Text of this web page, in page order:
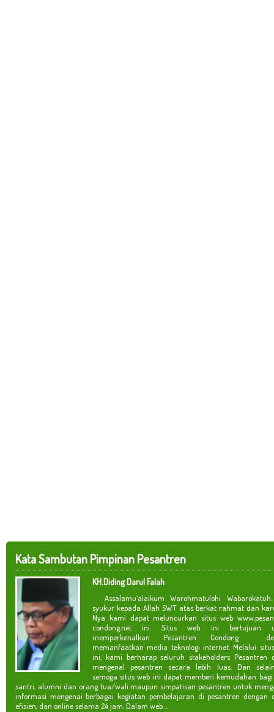
Kata Sambutan Pimpinan Pesantren
KH.Diding Darul Falah
Assalamu`alaikum Warohmatulohi
syukur kepada Allah SWT atas berkat rahmat dan
Nya kami dapat meluncurkan situs web
condong.net ini. Situs web ini bertujuan
memperkenalkan Pesantren Condong
memanfaatkan media teknologi internet. Melalui
ini, kami berharap seluruh stakeholders Pesantren
mengenal pesantren secara lebih luas. Dan
semoga situs web ini dapat memberi kemudahan
santri, alumni dan orang tua/wali maupun simpatisan pesantren untuk
informasi mengenai berbagai kegiatan pembelajaran di pesantren dengan
efisien, dan online selama 24 jam. Dalam web ...